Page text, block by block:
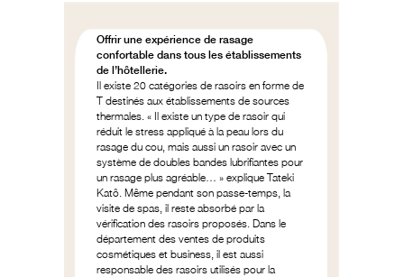
Offrir une expérience de rasage
confortable dans tous les établissements
de l’hôtellerie.
Il existe 20 catégories de rasoirs en forme de
T destinés aux établissements de sources
thermales. « Il existe un type de rasoir qui
réduit le stress appliqué à la peau lors du
rasage du cou, mais aussi un rasoir avec un
système de doubles bandes lubrifiantes pour
un rasage plus agréable… » explique Tateki
Katô. Même pendant son passe-temps, la
visite de spas, il reste absorbé par la
vérification des rasoirs proposés. Dans le
département des ventes de produits
cosmétiques et business, il est aussi
responsable des rasoirs utilisés pour la